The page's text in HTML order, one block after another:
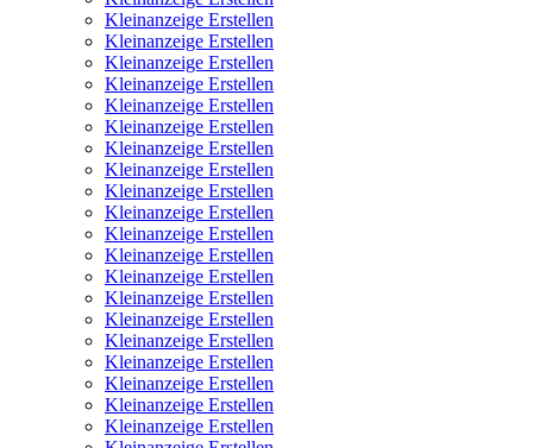
Kleinanzeige Erstellen
Kleinanzeige Erstellen
Kleinanzeige Erstellen
Kleinanzeige Erstellen
Kleinanzeige Erstellen
Kleinanzeige Erstellen
Kleinanzeige Erstellen
Kleinanzeige Erstellen
Kleinanzeige Erstellen
Kleinanzeige Erstellen
Kleinanzeige Erstellen
Kleinanzeige Erstellen
Kleinanzeige Erstellen
Kleinanzeige Erstellen
Kleinanzeige Erstellen
Kleinanzeige Erstellen
Kleinanzeige Erstellen
Kleinanzeige Erstellen
Kleinanzeige Erstellen
Kleinanzeige Erstellen